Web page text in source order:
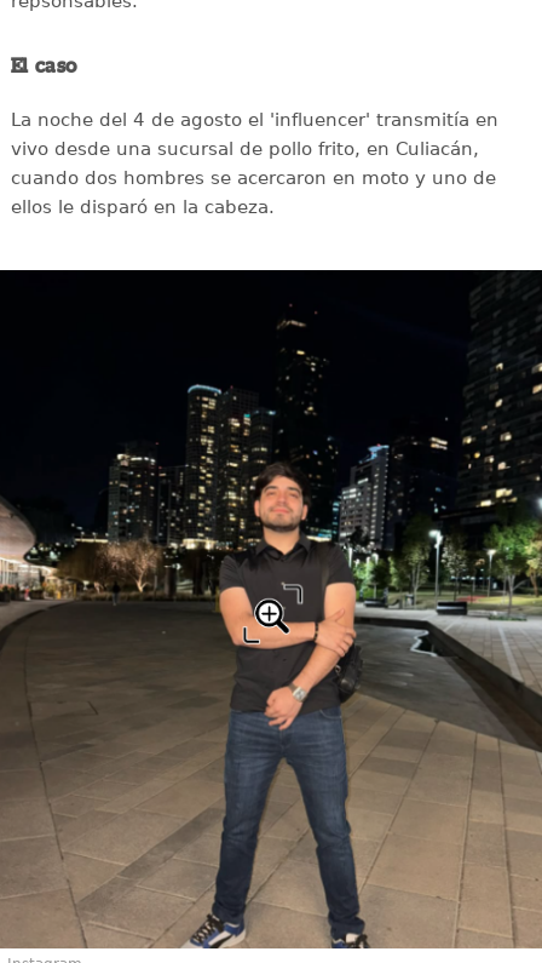
El caso
La noche del 4 de agosto el 'influencer' transmitía en
vivo desde una sucursal de pollo frito, en Culiacán,
cuando dos hombres se acercaron en moto y uno de
ellos le disparó en la cabeza.